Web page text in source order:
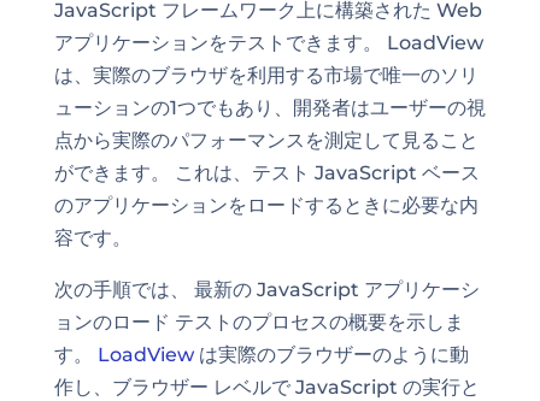
JavaScript フレームワーク上に構築された Web
アプリケーションをテストできます。 LoadView
は、実際のブラウザを利用する市場で唯一のソリ
ューションの1つでもあり、開発者はユーザーの視
点から実際のパフォーマンスを測定して見ること
ができます。 これは、テスト JavaScript ベース
のアプリケーションをロードするときに必要な内
容です。
次の手順では、 最新の JavaScript アプリケーシ
ョンのロード テスト のプロセスの概要を示しま
す。 LoadViewは実際のブラウザーのように動
作し、ブラウザー レベルで JavaScript の実行と